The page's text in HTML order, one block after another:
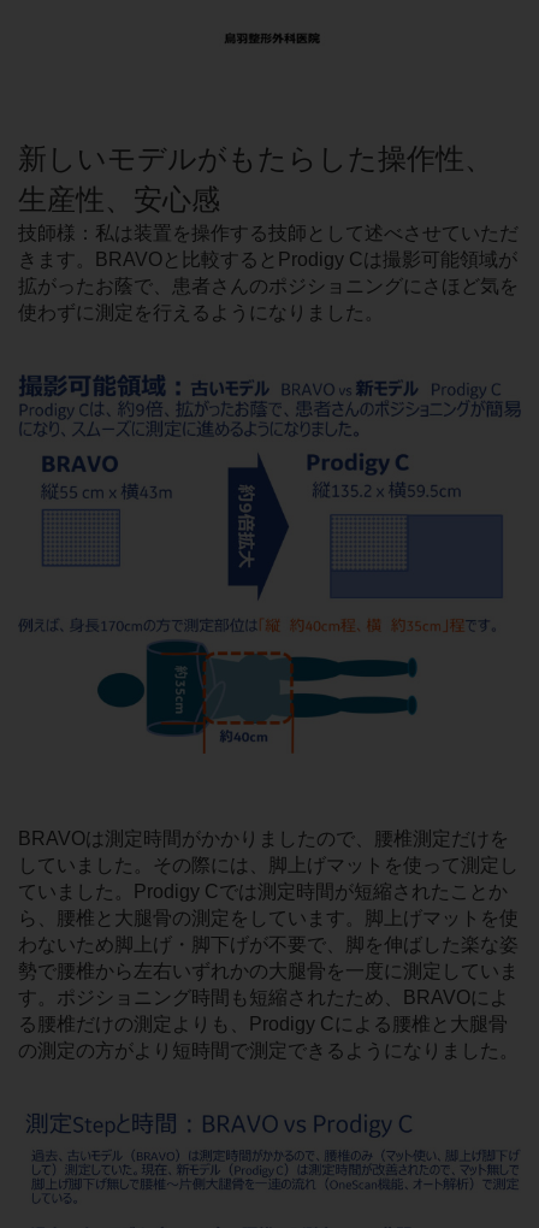
新しいモデルがもたらした操作性、
生産性、安心感
技師様：私は装置を操作する技師として述べさせていただ
きます。BRAVOと比較するとProdigy Cは撮影可能領域が
拡がったお蔭で、患者さんのポジショニングにさほど気を
使わずに測定を行えるようになりました。
BRAVOは測定時間がかかりましたので、腰椎測定だけを
していました。その際には、脚上げマットを使って測定し
ていました。Prodigy Cでは測定時間が短縮されたことか
ら、腰椎と大腿骨の測定をしています。脚上げマットを使
わないため脚上げ・脚下げが不要で、脚を伸ばした楽な姿
勢で腰椎から左右いずれかの大腿骨を一度に測定していま
す。ポジショニング時間も短縮されたため、BRAVOによ
る腰椎だけの測定よりも、Prodigy Cによる腰椎と大腿骨
の測定の方がより短時間で測定できるようになりました。